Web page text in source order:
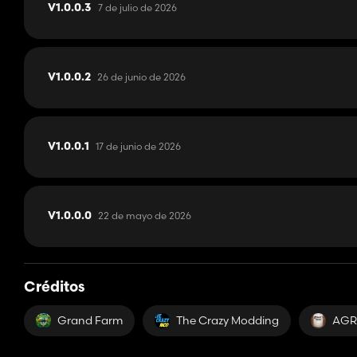
V1.0.0.3 7 de julio de 2026
V1.0.0.2 26 de junio de 2026
V1.0.0.1 17 de junio de 2026
V1.0.0.0 22 de mayo de 2026
Créditos
Grand Farm The Crazy Modding